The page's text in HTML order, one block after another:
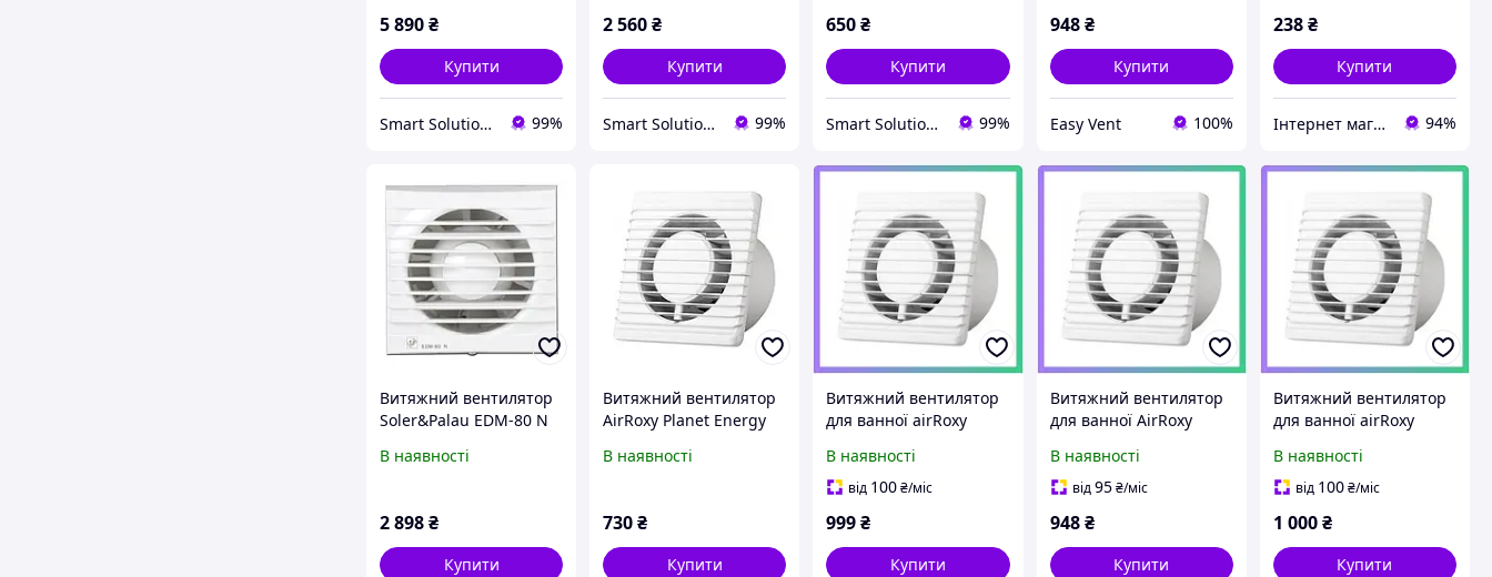
5 890₴
Купити
Smart Solution (Розумні рішення) 🇺🇦 99%
2 560₴
Купити
Smart Solution (Розумні рішення) 🇺🇦 99%
650₴
Купити
Smart Solution (Розумні рішення) 🇺🇦 99%
948 ₴
Купити
Easy Vent 100%
238₴
Купити
Інтернет магазин "Tenhouse" 94%
Витяжний вентилятор
Soler&Palau EDM-80 N
В наявності
2 898₴
Купити
Витяжний вентилятор
AirRoxy Planet Energy
В наявності
730₴
Купити
Витяжний вентилятор
для ванної airRoxy
сірий тихий
економічний
В наявності
від 100₴/міс
999₴
Купити
Витяжний вентилятор
для ванної AirRoxy
білий тихий
економічний
В наявності
від95 ₴/міс
948 ₴
Купити
Витяжний вентилятор
для ванної airRoxy
чорний тихий
економічний
В наявності
від 100₴/міс
1 000₴
Купити